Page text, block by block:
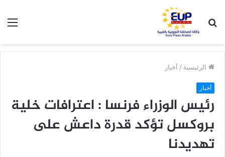
عن
الرئيسية / أخبار
أخبار
رئيس الوزراء فرنسا : اعترافات خلية
بروكسل تؤكد قدرة داعش على
تهديدنا